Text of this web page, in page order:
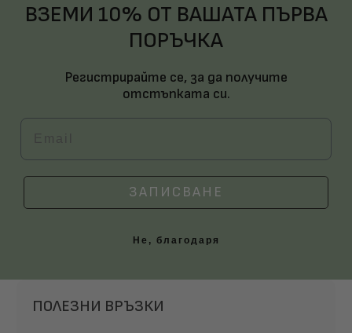
ВЗЕМИ 10% ОТ ВАШАТА ПЪРВА
ПОРЪЧКА
Регистрирайте се, за да получите
отстъпката си.
Email
ЗАПИСВАНЕ
Не, благодаря
ПОЛЕЗНИ ВРЪЗКИ